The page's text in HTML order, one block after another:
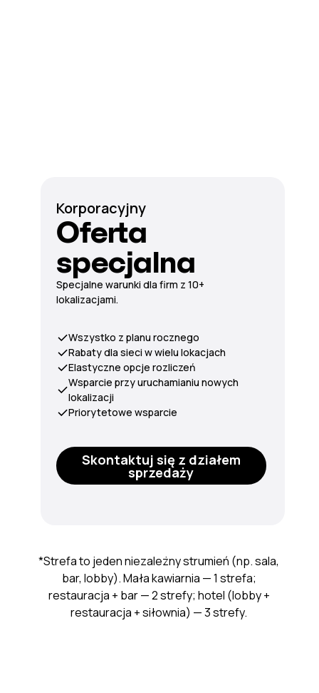
*Strefa to jeden niezależny strumień (np. sala,
bar, lobby). Mała kawiarnia — 1 strefa;
restauracja + bar — 2 strefy; hotel (lobby +
restauracja + siłownia) — 3 strefy.
Korporacyjny
Oferta
specjalna
Specjalne warunki dla firm z 10+
lokalizacjami.
Skontaktuj się z działem
sprzedaży
Wszystko z planu rocznego
Rabaty dla sieci w wielu lokacjach
Elastyczne opcje rozliczeń
Wsparcie przy uruchamianiu nowych
lokalizacji
Priorytetowe wsparcie